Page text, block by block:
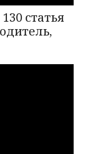
статья